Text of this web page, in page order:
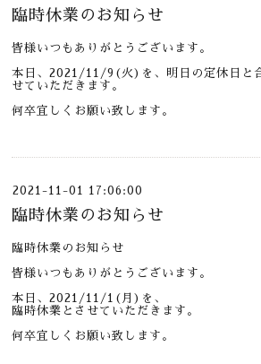
臨時休業のお知らせ
皆様いつもありがとうございます。
本日、2021/11/9(火)を、明日の定休日と
せていただきます。
何卒宜しくお願い致します。
2021-11-01 17:06:00
臨時休業のお知らせ
臨時休業のお知らせ
皆様いつもありがとうございます。
本日、2021/11/1(月)を、
臨時休業とさせていただきます。
何卒宜しくお願い致します。